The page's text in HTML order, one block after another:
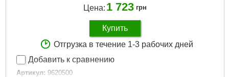
Цена: 1 723 грн
Купить
Отгрузка в течение 1-3 рабочих дней
Добавить к сравнению
Артикул: 9620500